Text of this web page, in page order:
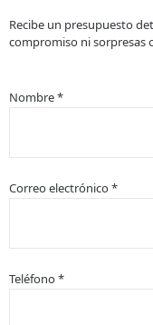
Recibe un presupuesto
compromiso ni sorpresas
Nombre *
Correo electrónico *
Teléfono *